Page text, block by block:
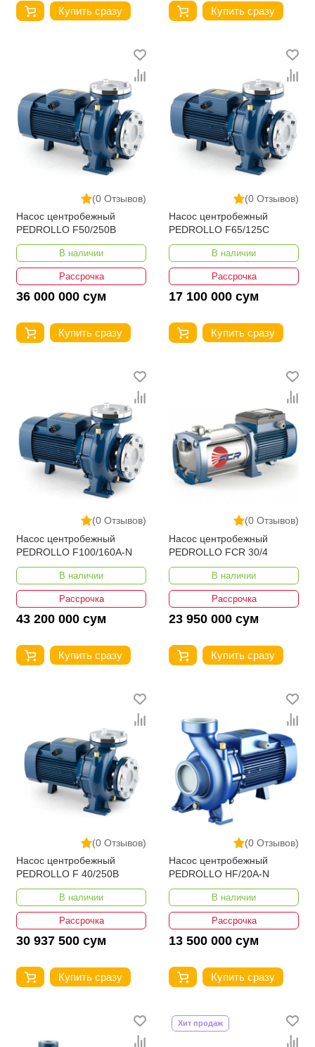
Купить сразу Купить сразу
(0 Отзывов)
Насос центробежный
PEDROLLO F50/250B
В наличии
Рассрочка
36 000 000 сум
Купить сразу
(0 Отзывов)
Насос центробежный
PEDROLLO F65/125C
В наличии
Рассрочка
17 100 000 сум
Купить сразу
(0 Отзывов)
Насос центробежный
PEDROLLO F100/160A-N
В наличии
Рассрочка
43 200 000 сум
Купить сразу
(0 Отзывов)
Насос центробежный
PEDROLLO FCR 30/4
В наличии
Рассрочка
23 950 000 сум
Купить сразу
(0 Отзывов)
Насос центробежный
PEDROLLO F 40/250B
В наличии
Рассрочка
30 937 500 сум
Купить сразу
(0 Отзывов)
Насос центробежный
PEDROLLO HF/20A-N
В наличии
Рассрочка
13 500 000 сум
Купить сразу
Хит продаж